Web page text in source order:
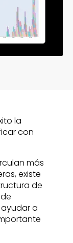
la
con
más
existe
de
a